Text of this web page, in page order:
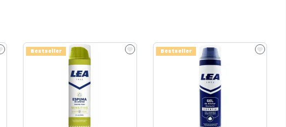
Bestseller Bestseller